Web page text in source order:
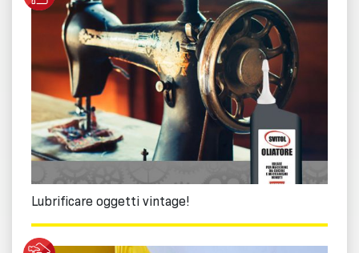
Lubrificare oggetti vintage!